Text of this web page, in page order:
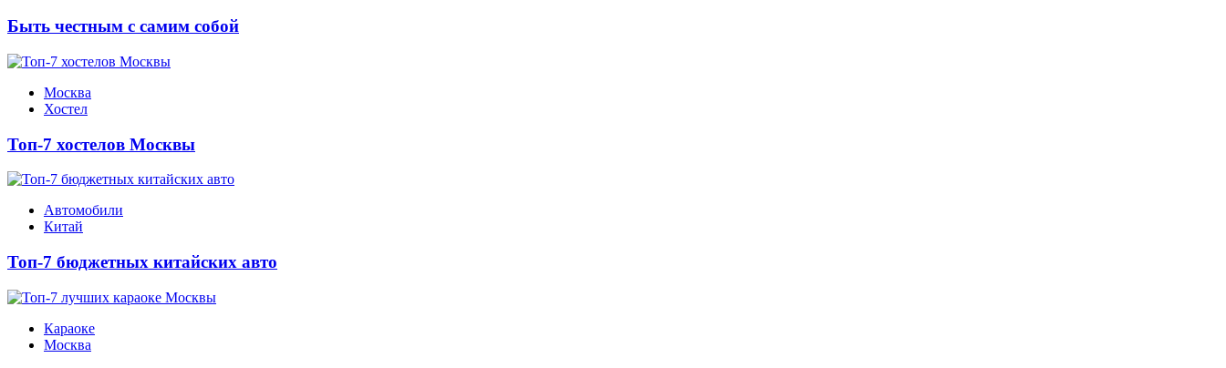
Быть честным с самим собой
Москва
Хостел
Топ-7 хостелов Москвы
Автомобили
Китай
Топ-7 бюджетных китайских авто
Караоке
Москва